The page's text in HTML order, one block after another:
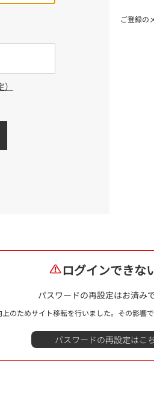
ご登録の
ログインできな
パスワードの再設定はお済み
のためサイト移転を行いました。その影響